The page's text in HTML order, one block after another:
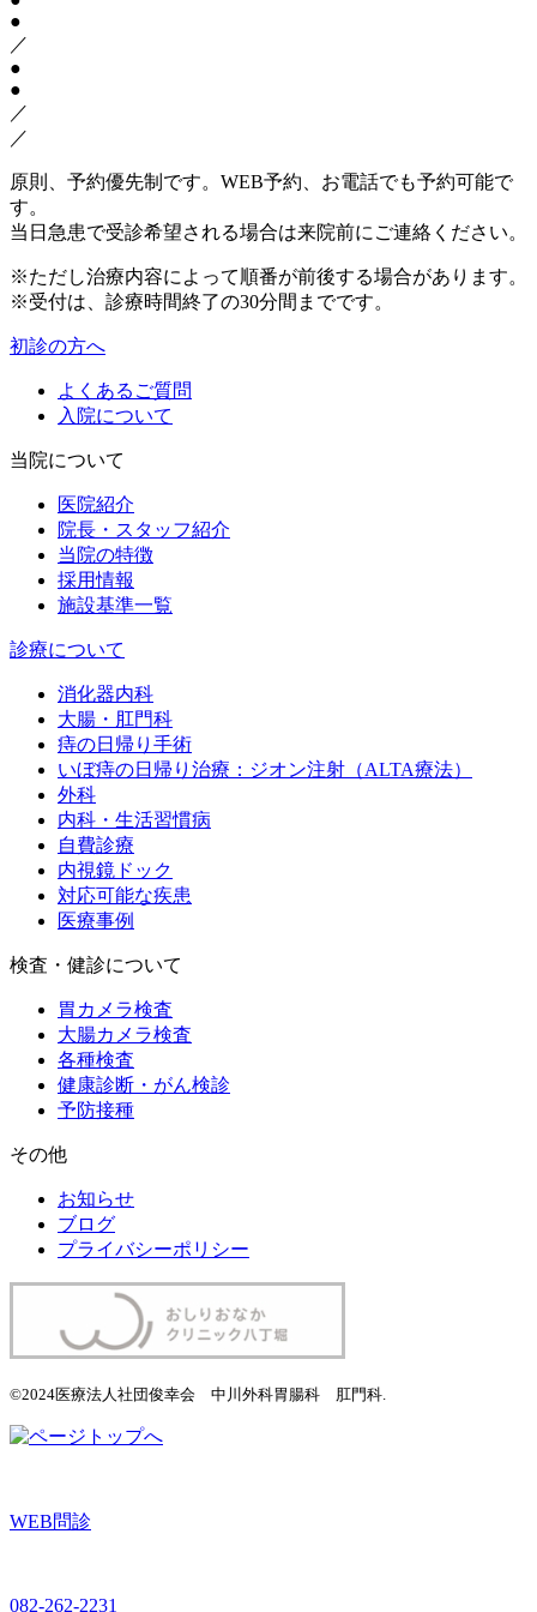
●
／
●
●
／
／
原則、予約優先制です。WEB予約、お電話でも予約可能で
す。
当日急患で受診希望される場合は来院前にご連絡ください。
※ただし治療内容によって順番が前後する場合があります。
※受付は、診療時間終了の30分間までです。
初診の方へ
よくあるご質問
入院について
当院について
医院紹介
院長・スタッフ紹介
当院の特徴
採用情報
施設基準一覧
診療について
消化器内科
大腸・肛門科
痔の日帰り手術
いぼ痔の日帰り治療：ジオン注射（ALTA療法）
外科
内科・生活習慣病
自費診療
内視鏡ドック
対応可能な疾患
医療事例
検査・健診について
胃カメラ検査
大腸カメラ検査
各種検査
健康診断・がん検診
予防接種
その他
お知らせ
ブログ
プライバシーポリシー
©2024医療法人社団俊幸会 中川外科胃腸科 肛門科.
WEB問診
082-262-2231